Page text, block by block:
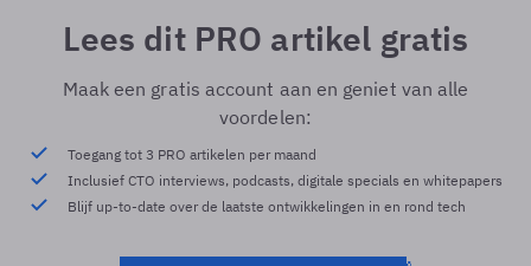
Lees dit PRO artikel gratis
Maak een gratis account aan en geniet van alle
voordelen:
Toegang tot 3 PRO artikelen per maand
Inclusief CTO interviews, podcasts, digitale specials en whitepapers
Blijf up-to-date over de laatste ontwikkelingen in en rond tech